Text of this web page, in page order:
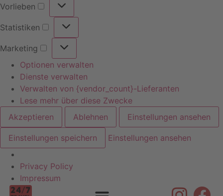
Vorlieben
Statistiken
Marketing
Optionen verwalten
Dienste verwalten
Verwalten von {vendor_count}-Lieferanten
Lese mehr über diese Zwecke
Akzeptieren
Ablehnen Einstellungen ansehen
Einstellungen speichern Einstellungen ansehen
Privacy Policy
Impressum
Skip to
content